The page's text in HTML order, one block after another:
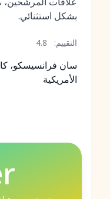
بشكل استثنائي.
التقييم: 4.8
سان فرانسيسكو،
الأمريكية